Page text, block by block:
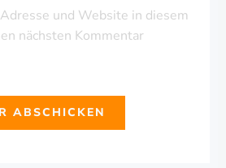
und Website in diesem
nächsten Kommentar